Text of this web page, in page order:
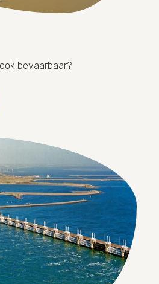
bevaarbaar?